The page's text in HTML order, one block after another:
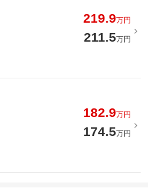
219.9万円
211.5万円
182.9万円
174.5万円